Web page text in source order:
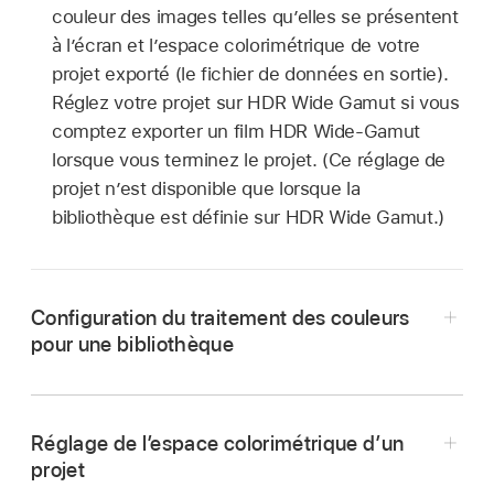
couleur des images telles qu’elles se présentent
à l’écran et l’espace colorimétrique de votre
projet exporté (le fichier de données en sortie).
Réglez votre projet sur HDR Wide Gamut si vous
comptez exporter un film HDR Wide-Gamut
lorsque vous terminez le projet. (Ce réglage de
projet n’est disponible que lorsque la
bibliothèque est définie sur HDR Wide Gamut.)
Configuration du traitement des couleurs
pour une bibliothèque
Réglage de l’espace colorimétrique d’un
projet